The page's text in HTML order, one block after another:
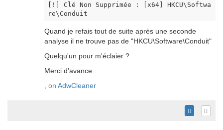
[!] Clé Non Supprimée : [x64] HKCU\Softwa
re\Conduit
Quand je refais tout de suite après une seconde
analyse il ne trouve pas de "HKCU\Software\Conduit"
Quelqu'un pour m'éclaier ?
Merci d'avance
, on AdwCleaner